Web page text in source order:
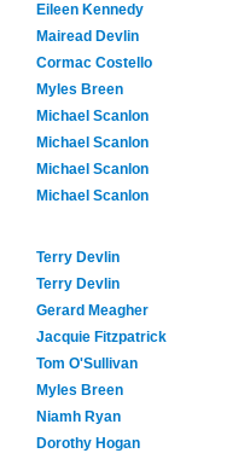
Eileen Kennedy
Mairead Devlin
Cormac Costello
Myles Breen
Michael Scanlon
Michael Scanlon
Michael Scanlon
Michael Scanlon
Terry Devlin
Terry Devlin
Gerard Meagher
Jacquie Fitzpatrick
Tom O'Sullivan
Myles Breen
Niamh Ryan
Dorothy Hogan